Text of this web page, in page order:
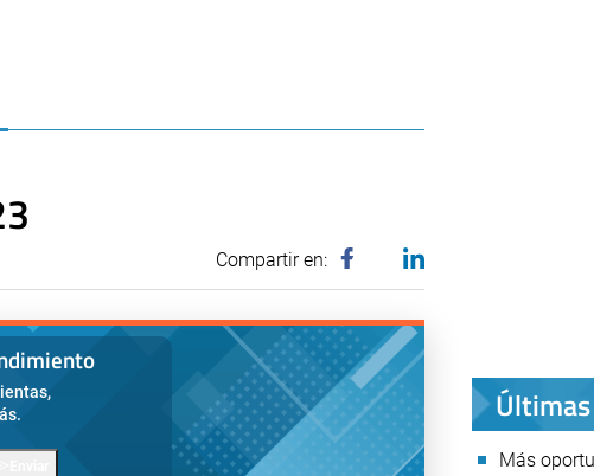
Compartir en:
Más